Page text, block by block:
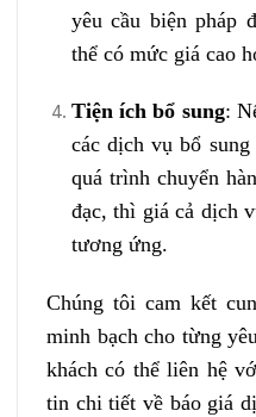
yêu cầu biện pháp
thể có mức giá cao
Tiện ích bổ sung:
các dịch vụ bổ
quá trình chuyển
đạc, thì giá cả dịch
tương ứng.
Chúng tôi cam kết
minh bạch cho từng
khách có thể liên hệ
tin chi tiết về báo giá